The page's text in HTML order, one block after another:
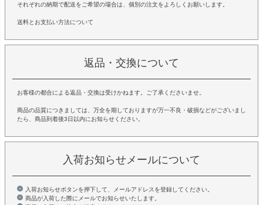
それぞれの納期で配送をご希望の場合は、個別の注文をよろしくお願いします。
送料とお支払い方法について
返品・交換について
お客様の都合による返品・交換は受けかねます。ご了承くださいませ。
商品の品質につきましては、万全を期しておりますが万一不良・破損などがございまし
たら、商品到着後3日以内にお知らせください。
入荷お知らせメールについて
入荷お知らせボタンを押下して、メールアドレスを登録してください。
商品が入荷した際にメールでお知らせいたします。